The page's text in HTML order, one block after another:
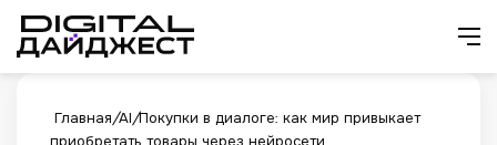
Главная/AI/Покупки в диалоге: как мир привыкает
приобретать товары через нейросети